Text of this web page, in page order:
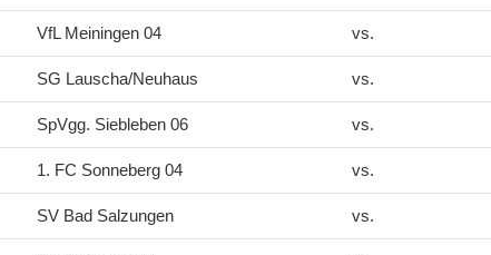
VfL Meiningen 04 vs.
SG Lauscha/Neuhaus vs.
SpVgg. Siebleben 06 vs.
1. FC Sonneberg 04 vs.
SV Bad Salzungen vs.